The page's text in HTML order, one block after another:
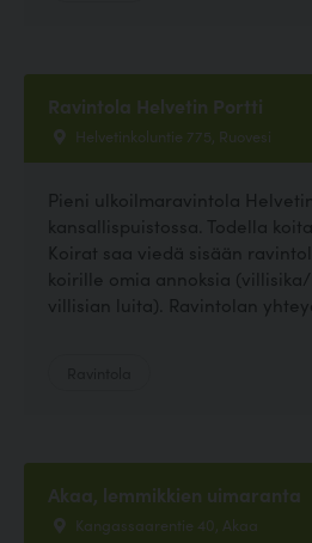
Ravintola Helvetin Portti
Helvetinkoluntie 775, Ruovesi
Pieni ulkoilmaravintola
kansallispuistossa. Todella
Koirat saa viedä sisään
koirille omia annoksia
villisian luita). Ravintolan
Akaa, lemmikkien uimaranta
Kangassaarentie 40, Akaa